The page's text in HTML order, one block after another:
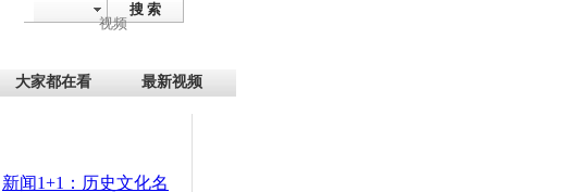
搜 索
视频
大家都在看 最新视频
新闻1+1：历史文化名